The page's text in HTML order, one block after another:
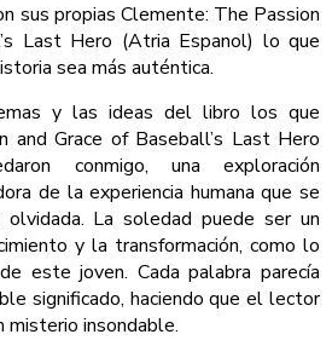
sus propias Clemente: The Passion
Last Hero (Atria Espanol) lo que
sea más auténtica.
y las ideas del libro los que
and Grace of Baseball’s Last Hero
conmigo, una exploración
de la experiencia humana que se
La soledad puede ser un
y la transformación, como lo
este joven. Cada palabra parecía
significado, haciendo que el lector
misterio insondable.